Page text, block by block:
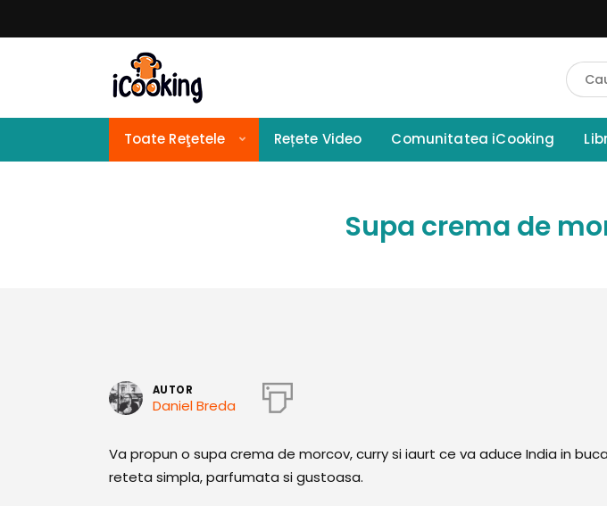
Toate Reţetele Rețete Video Comunitatea iCooking
Supa crema de
AUTOR
Daniel Breda
Va propun o supa crema de morcov, curry si iaurt ce va aduce India in
reteta simpla, parfumata si gustoasa.